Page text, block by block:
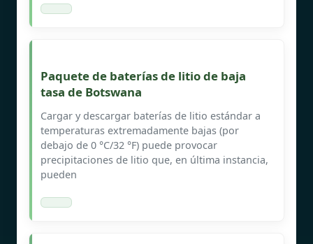
Paquete de baterías de litio de baja
tasa de Botswana
Cargar y descargar baterías de litio estándar a
temperaturas extremadamente bajas (por
debajo de 0 °C/32 °F) puede provocar
precipitaciones de litio que, en última instancia,
pueden